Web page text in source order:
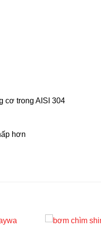
cơ trong AISI 304
hơn